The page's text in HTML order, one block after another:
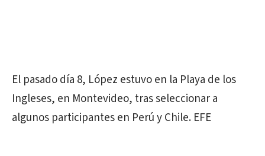
El pasado día 8, López estuvo en la Playa de los
Ingleses, en Montevideo, tras seleccionar a
algunos participantes en Perú y Chile. EFE